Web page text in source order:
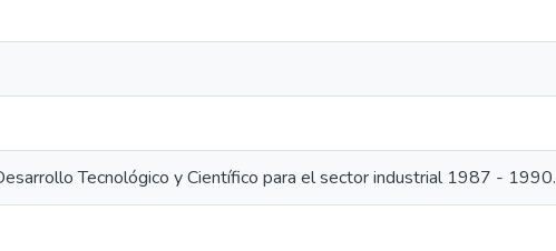
Tecnológico y Científico para el sector industrial 1987 - 1990.